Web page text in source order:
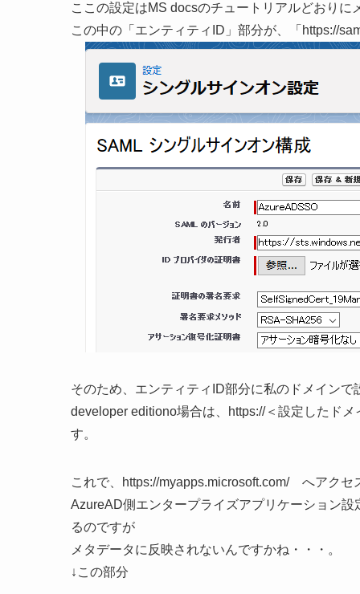
ここの設定はMS docsのチュートリアルどおり
この中の「エンティティID」部分が、「https://
そのため、エンティティID部分に私のドメイン
developer editiono場合は、https://＜設定したド
す。
これで、https://myapps.microsoft.com/ へアク
AzureAD側エンタープライズアプリケーション
るのですが
メタデータに反映されないんですかね・・・。
↓この部分